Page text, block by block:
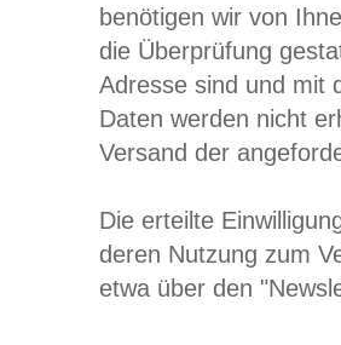
benötigen wir von
die Überprüfung
Adresse sind und mit
Daten werden nicht
Versand der
Die erteilte
deren Nutzung zum
etwa über den